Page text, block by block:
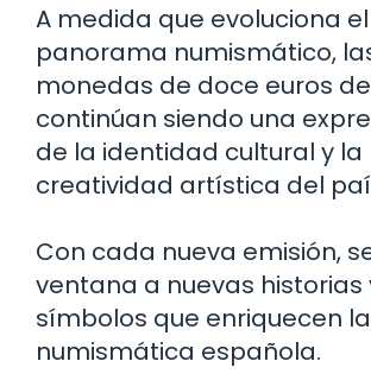
A medida que evoluciona el
panorama numismático,
monedas de doce euros
continúan siendo una
de la identidad cultural y la
creatividad artística del
Con cada nueva emisión,
ventana a nuevas historias
símbolos que enriquecen
numismática española.